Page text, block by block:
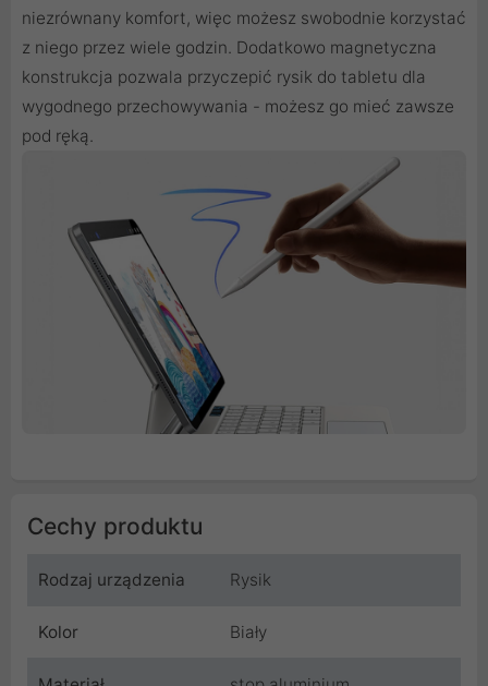
niezrównany komfort, więc możesz swobodnie korzystać
z niego przez wiele godzin. Dodatkowo magnetyczna
konstrukcja pozwala przyczepić rysik do tabletu dla
wygodnego przechowywania - możesz go mieć zawsze
pod ręką.
Cechy produktu
Rodzaj urządzenia Rysik
Kolor Biały